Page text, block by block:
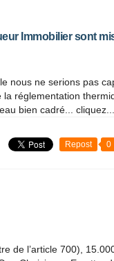
Immobilier sont
nous ne serions pas
réglementation
bien cadré... cliquez...
Repost 0
de l’article 700),